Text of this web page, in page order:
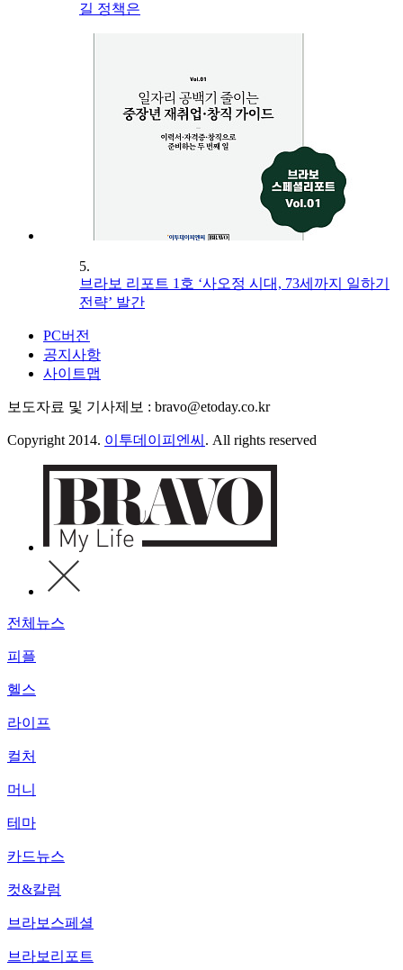
길 정책은
5.
브라보 리포트 1호 ‘사오정 시대, 73세까지 일하기
전략’ 발간
PC버전
공지사항
사이트맵
보도자료 및 기사제보 : bravo@etoday.co.kr
Copyright 2014. 이투데이피엔씨 . All rights reserved
전체뉴스
피플
헬스
라이프
컬처
머니
테마
카드뉴스
컷&칼럼
브라보스페셜
브라보리포트